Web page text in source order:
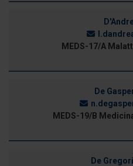
MEDS-17/A
De
MEDS-19/B
De